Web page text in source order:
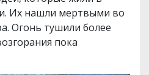
Их нашли мертвыми во
Огонь тушили более
пока